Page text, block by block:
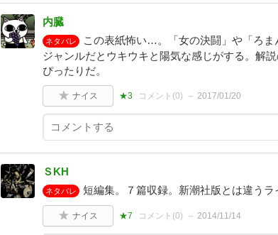
内臓
ネタバレ
この表紙怖い…。「女の決闘」や「ろ
ジャンルだとウキウキと陽気な感じがする。解
ぴったりだ。
ナイス ★3 コメント(0) 2017/01/20
ＳKH
ネタバレ 短編集。７篇収録。新潮社版とは違うラ
ナイス ★7 コメント(0) 2014/11/14